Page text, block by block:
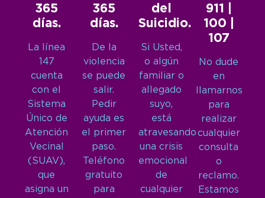
365
días.
La línea
147
cuenta
con el
Sistema
Único de
Atención
Vecinal
(SUAV),
que
asigna un
365
días.
De la
violencia
se puede
salir.
Pedir
ayuda es
el primer
paso.
Teléfono
gratuito
para
del
Suicidio.
Si Usted,
o algún
familiar o
allegado
suyo,
está
atravesando
una crisis
emocional
de
cualquier
911 |
100 |
107
No dude
en
llamarnos
para
realizar
cualquier
consulta
o
reclamo.
Estamos